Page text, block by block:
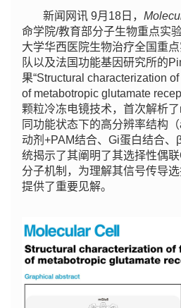
新闻网讯 9月18日，
命学院/教育部分子生物重点实
大学华西医院生物治疗全国重
队以及法国功能基因研究所的
果“Structural characterization
of metabotropic glutamate
颗粒冷冻电镜技术，首次解析
同功能状态下的高分辨率结构
动剂+PAM结合、Gi蛋白结合、
统揭示了其阐明了其选择性偶
分子机制，为理解其信号传导
提供了重要见解。